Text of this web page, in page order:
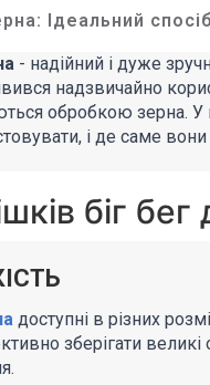
Ідеальний
- надійний і дуже
надзвичайно
обробкою зерна. У
і де саме
біг бег
доступні в різних
зберігати